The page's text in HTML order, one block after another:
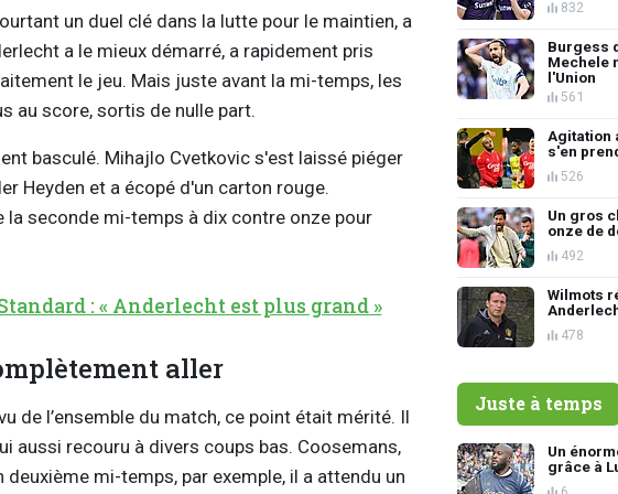
un duel clé dans la lutte pour le maintien, a
a le mieux démarré, a rapidement pris
le jeu. Mais juste avant la mi-temps, les
au score, sortis de nulle part.
basculé. Mihajlo Cvetkovic s'est laissé piéger
Heyden et a écopé d'un carton rouge.
seconde mi-temps à dix contre onze pour
: « Anderlecht est plus grand »
aller
de l’ensemble du match, ce point était mérité. Il
aussi recouru à divers coups bas. Coosemans,
deuxième mi-temps, par exemple, il a attendu un
832
Burgess
Mechele
l'Union
561
Agitation
s'en
526
Un gros
onze de
492
Wilmots
478
Juste à temps
Un
grâce à